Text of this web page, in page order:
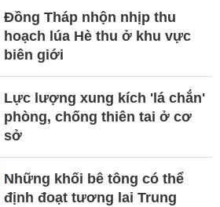
Đồng Tháp nhộn nhịp thu
hoạch lúa Hè thu ở khu vực
biên giới
Lực lượng xung kích 'lá chắn'
phòng, chống thiên tai ở cơ
sở
Những khối bê tông có thể
định đoạt tương lai Trung